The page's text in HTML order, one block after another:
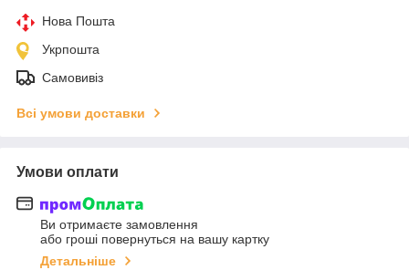
Нова Пошта
Укрпошта
Самовивіз
Всі умови доставки
Умови оплати
Ви отримаєте замовлення
або гроші повернуться на вашу картку
Детальніше